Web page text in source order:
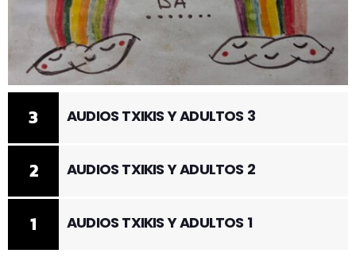
1 AUDIOS TXIKIS Y ADULTOS 1
2 AUDIOS TXIKIS Y ADULTOS 2
3 AUDIOS TXIKIS Y ADULTOS 3